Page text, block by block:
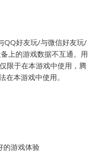
QQ好友玩/与微信好友玩/
上的游戏数据不互通。用
限于在本游戏中使用，腾
在本游戏中使用。
的游戏体验